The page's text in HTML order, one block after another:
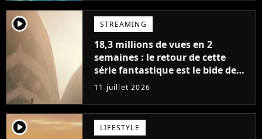
player2 STREAMING
18,3 millions de vues en 2
semaines : le retour de cette
série fantastique est le bide de
l'année sur Netflix
11 juillet 2026
player2 LIFESTYLE